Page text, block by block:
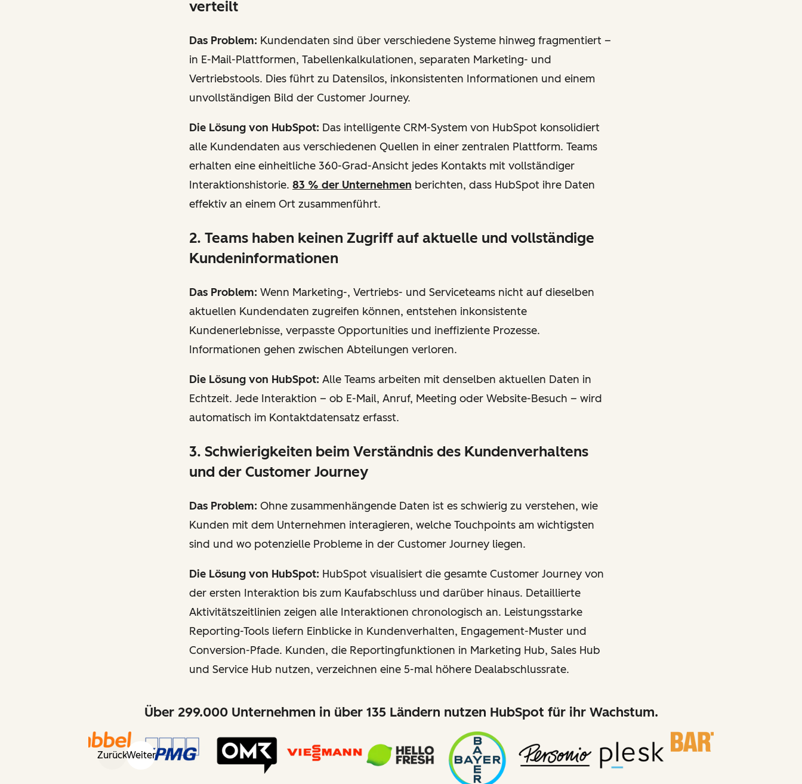
verteilt
Das Problem: Kundendaten sind über verschiedene Systeme hinweg fragmentiert –
in E-Mail-Plattformen, Tabellenkalkulationen, separaten Marketing- und
Vertriebstools. Dies führt zu Datensilos, inkonsistenten Informationen und einem
unvollständigen Bild der Customer Journey.
Die Lösung von HubSpot: Das intelligente CRM-System von HubSpot konsolidiert
alle Kundendaten aus verschiedenen Quellen in einer zentralen Plattform. Teams
erhalten eine einheitliche 360-Grad-Ansicht jedes Kontakts mit vollständiger
Interaktionshistorie. 83 % der Unternehmen berichten, dass HubSpot ihre Daten
effektiv an einem Ort zusammenführt.
2. Teams haben keinen Zugriff auf aktuelle und vollständige
Kundeninformationen
Das Problem: Wenn Marketing-, Vertriebs- und Serviceteams nicht auf dieselben
aktuellen Kundendaten zugreifen können, entstehen inkonsistente
Kundenerlebnisse, verpasste Opportunities und ineffiziente Prozesse.
Informationen gehen zwischen Abteilungen verloren.
Die Lösung von HubSpot: Alle Teams arbeiten mit denselben aktuellen Daten in
Echtzeit. Jede Interaktion – ob E-Mail, Anruf, Meeting oder Website-Besuch – wird
automatisch im Kontaktdatensatz erfasst.
3. Schwierigkeiten beim Verständnis des Kundenverhaltens
und der Customer Journey
Das Problem: Ohne zusammenhängende Daten ist es schwierig zu verstehen, wie
Kunden mit dem Unternehmen interagieren, welche Touchpoints am wichtigsten
sind und wo potenzielle Probleme in der Customer Journey liegen.
Die Lösung von HubSpot: HubSpot visualisiert die gesamte Customer Journey von
der ersten Interaktion bis zum Kaufabschluss und darüber hinaus. Detaillierte
Aktivitätszeitlinien zeigen alle Interaktionen chronologisch an. Leistungsstarke
Reporting-Tools liefern Einblicke in Kundenverhalten, Engagement-Muster und
Conversion-Pfade. Kunden, die Reportingfunktionen in Marketing Hub, Sales Hub
und Service Hub nutzen, verzeichnen eine 5-mal höhere Dealabschlussrate.
Über 299.000 Unternehmen in über 135 Ländern nutzen HubSpot für ihr Wachstum.
ZurückWeiter